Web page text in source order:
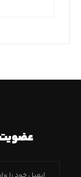
عضویت